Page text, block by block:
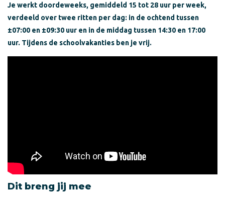
Je werkt doordeweeks, gemiddeld 15 tot 28 uur per week,
verdeeld over twee ritten per dag: in de ochtend tussen
±07:00 en ±09:30 uur en in de middag tussen 14:30 en 17:00
uur. Tijdens de schoolvakanties ben je vrij.
Dit breng jij mee